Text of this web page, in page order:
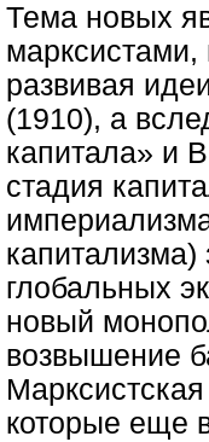
Тема новых
марксистами,
развивая
(1910), а
капитала» и
стадия
капитализма)
глобальных
новый
возвышение
которые еще